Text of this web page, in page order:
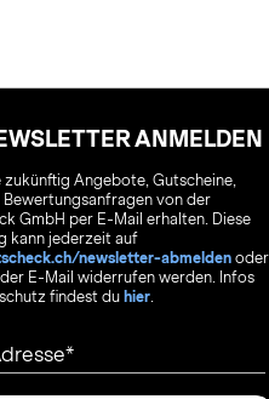
ANMELDEN
zukünftig Angebote, Gutscheine,
Bewertungsanfragen von der
GmbH per E-Mail erhalten. Diese
kann jederzeit auf
newsletter-abmelden oder
E-Mail widerrufen werden. Infos
findest du hier